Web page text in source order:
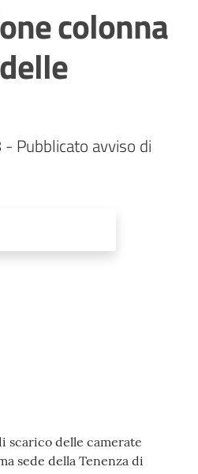
colonna
Pubblicato avviso di
scarico delle camerate
sede della Tenenza di